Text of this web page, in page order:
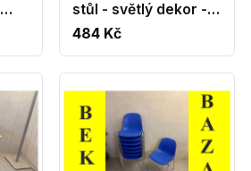
stůl - světlý dekor -
Pronájem
484 Kč